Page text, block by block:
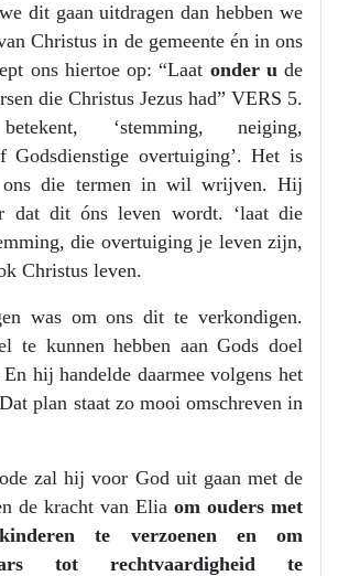
dit gaan uitdragen dan hebben we
Christus in de gemeente én in ons
ons hiertoe op: “Laat onder ude
die Christus Jezus had” VERS 5.
‘stemming, neiging,
Godsdienstige overtuiging’. Het is
ons die termen in wil wrijven. Hij
dat dit óns leven wordt. ‘laat die
die overtuiging je leven zijn,
Christus leven.
was om ons dit te verkondigen.
te kunnen hebben aan Gods doel
hij handelde daarmee volgens het
plan staat zo mooi omschreven in
zal hij voor God uit gaan met de
de kracht van Elia om ouders met
te verzoenen en om
tot rechtvaardigheid te